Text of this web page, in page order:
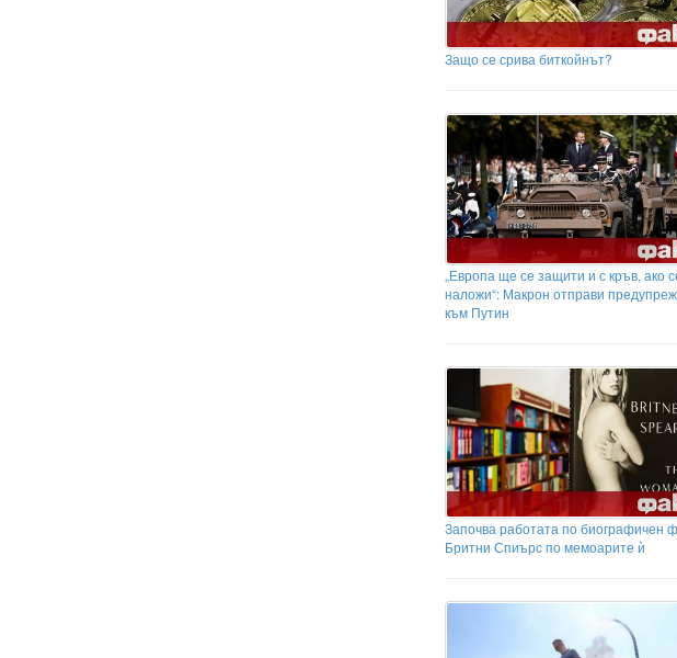
Защо се срива биткойнът?
„Европа ще се защити и с кръв, ако
наложи“: Макрон отправи
към Путин
Започва работата по биографичен
Бритни Спиърс по мемоарите ѝ